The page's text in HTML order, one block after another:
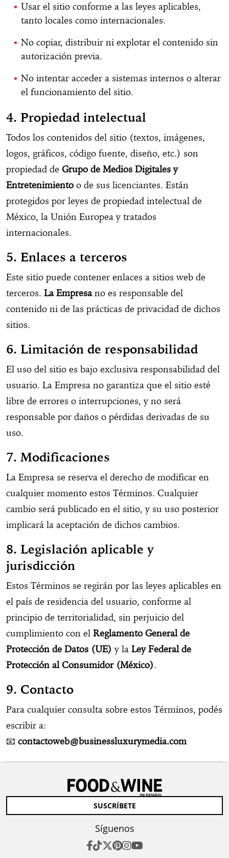
Usar el sitio conforme a las leyes aplicables,
tanto locales como internacionales.
No copiar, distribuir ni explotar el contenido sin
autorización previa.
No intentar acceder a sistemas internos o alterar
el funcionamiento del sitio.
4. Propiedad intelectual
Todos los contenidos del sitio (textos, imágenes,
logos, gráficos, código fuente, diseño, etc.) son
propiedad de Grupo de Medios Digitales y
Entretenimiento o de sus licenciantes. Están
protegidos por leyes de propiedad intelectual de
México, la Unión Europea y tratados
internacionales.
5. Enlaces a terceros
Este sitio puede contener enlaces a sitios web de
terceros. La Empresano es responsable del
contenido ni de las prácticas de privacidad de dichos
sitios.
6. Limitación de responsabilidad
El uso del sitio es bajo exclusiva responsabilidad del
usuario. La Empresa no garantiza que el sitio esté
libre de errores o interrupciones, y no será
responsable por daños o pérdidas derivadas de su
uso.
7. Modificaciones
La Empresa se reserva el derecho de modificar en
cualquier momento estos Términos. Cualquier
cambio será publicado en el sitio, y su uso posterior
implicará la aceptación de dichos cambios.
8. Legislación aplicable y
jurisdicción
Estos Términos se regirán por las leyes aplicables en
el país de residencia del usuario, conforme al
principio de territorialidad, sin perjuicio del
cumplimiento con el Reglamento General de
Protección de Datos (UE) y la Ley Federal de
Protección al Consumidor (México).
9. Contacto
Para cualquier consulta sobre estos Términos, podés
escribir a:
📧 contactoweb@businessluxurymedia.com
SUSCRÍBETE
Síguenos